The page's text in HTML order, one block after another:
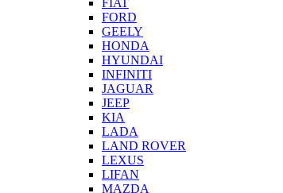
FIAT
FORD
GEELY
HONDA
HYUNDAI
INFINITI
JAGUAR
JEEP
KIA
LADA
LAND ROVER
LEXUS
LIFAN
MAZDA